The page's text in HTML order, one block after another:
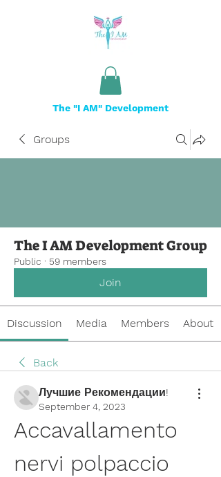
The "I AM" Development
Groups
The I AM Development Group
Public · 59 members
Join
Discussion Media Members About
Back
Лучшие Рекомендации!
September 4, 2023
Accavallamento
nervi polpaccio